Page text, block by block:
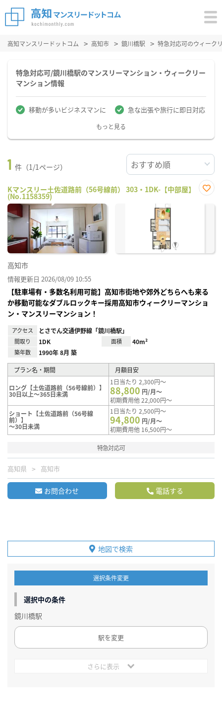
高知マンスリードットコム 高知市 鏡川橋駅 特急対応可のウィーク
特急対応可/鏡川橋駅のマンスリーマンション・ウィークリー
マンション情報
移動が多いビジネスマンに 急な出張や旅行に即日対応
もっと見る
1 件（1/1ページ）
Kマンスリー土佐道路前（56号線前） 303・1DK-【中部屋】
(No.1158359)
に入
高知市
情報更新日 2026/08/09 10:55
【駐車場有・多数名利用可能】高知市街地や郊外どちらへも来る
か移動可能なダブルロックキー採用高知市ウィークリーマンショ
ン・マンスリーマンション！
アクセス とさでん交通伊野線「鏡川橋駅」
間取り 1DK 面積 40m²
築年数 1990年 8月 築
プラン名・期間 月額目安
ロング【土佐道路前（56号線前）】
30日以上～365日未満
1日当たり 2,300円～
88,800 円/月～
初期費用他 22,000円～
ショート【土佐道路前（56号線
前）】
～30日未満
1日当たり 2,500円～
94,800 円/月～
初期費用他 16,500円～
特急対応可
高知県 高知市
お問合わせ 電話する
地図で検索
選択条件変更
選択中の条件
鏡川橋駅
駅を変更
さらに表示